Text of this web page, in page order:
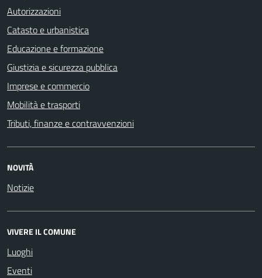
Autorizzazioni
Catasto e urbanistica
Educazione e formazione
Giustizia e sicurezza pubblica
Imprese e commercio
Mobilità e trasporti
Tributi, finanze e contravvenzioni
NOVITÀ
Notizie
VIVERE IL COMUNE
Luoghi
Eventi